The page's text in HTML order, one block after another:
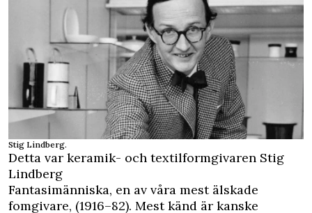
Stig Lindberg.
Detta var keramik- och textilformgivaren Stig
Lindberg
Fantasimänniska, en av våra mest älskade
fomgivare, (1916–82). Mest känd är kanske